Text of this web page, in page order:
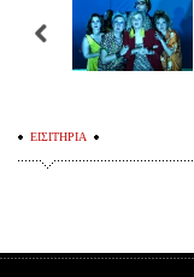
ΕΙΣΙΤΗΡΙΑ